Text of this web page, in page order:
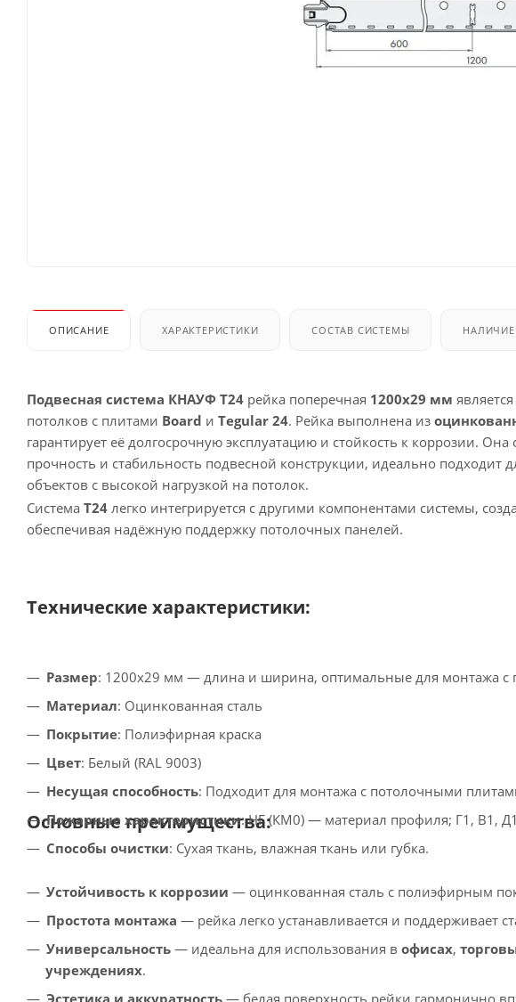
ОПИСАНИЕ ХАРАКТЕРИСТИКИ СОСТАВ СИСТЕМЫ НАЛИЧИЕ
Подвесная система КНАУФ Т24 рейка поперечная 1200x29 мм
потолков с плитами Board и Tegular 24. Рейка выполнена из
гарантирует её долгосрочную эксплуатацию и стойкость к коррозии.
прочность и стабильность подвесной конструкции, идеально подходит
объектов с высокой нагрузкой на потолок.
Система Т24 легко интегрируется с другими компонентами системы,
обеспечивая надёжную поддержку потолочных панелей.
Технические характеристики:
Размер: 1200x29 мм — длина и ширина, оптимальные для монтажа с
Материал: Оцинкованная сталь
Покрытие: Полиэфирная краска
Цвет: Белый (RAL 9003)
Несущая способность: Подходит для монтажа с потолочными
Пожарные характеристики: НГ (КМ0) — материал профиля; Г1, В1,
Способы очистки: Сухая ткань, влажная ткань или губка.
Основные преимущества:
Устойчивость к коррозии — оцинкованная сталь с полиэфирным
Простота монтажа — рейка легко устанавливается и поддерживает
Универсальность — идеальна для использования в офисах,
учреждениях.
Эстетика и аккуратность — белая поверхность рейки гармонично